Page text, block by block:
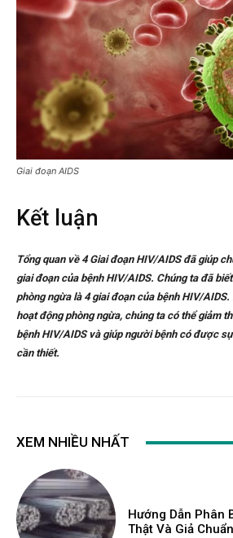
Giai đoạn AIDS
Kết luận
Tổng quan về 4 Giai đoạn HIV/AIDS đã giúp
giai đoạn của bệnh HIV/AIDS. Chúng ta đã
phòng ngừa là 4 giai đoạn của bệnh HIV/
hoạt động phòng ngừa, chúng ta có thể giảm
bệnh HIV/AIDS và giúp người bệnh có được
cần thiết.
XEM NHIỀU NHẤT
Hướng Dẫn Phân
Thật Và Giả